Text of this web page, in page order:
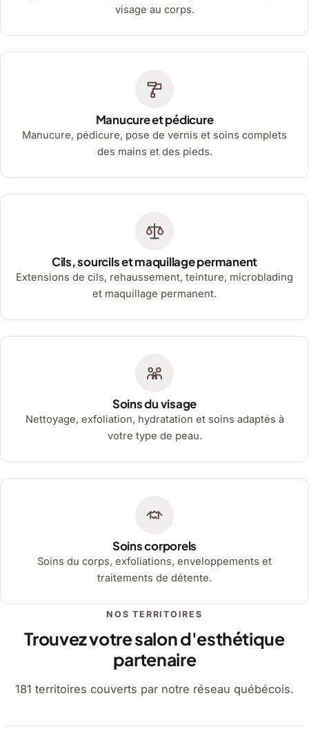
visage au corps.
Manucure et pédicure
Manucure, pédicure, pose de vernis et soins complets
des mains et des pieds.
Cils, sourcils et maquillage permanent
Extensions de cils, rehaussement, teinture, microblading
et maquillage permanent.
Soins du visage
Nettoyage, exfoliation, hydratation et soins adaptés à
votre type de peau.
Soins corporels
Soins du corps, exfoliations, enveloppements et
traitements de détente.
NOS TERRITOIRES
Trouvez votre salon d'esthétique
partenaire
181 territoires couverts par notre réseau québécois.